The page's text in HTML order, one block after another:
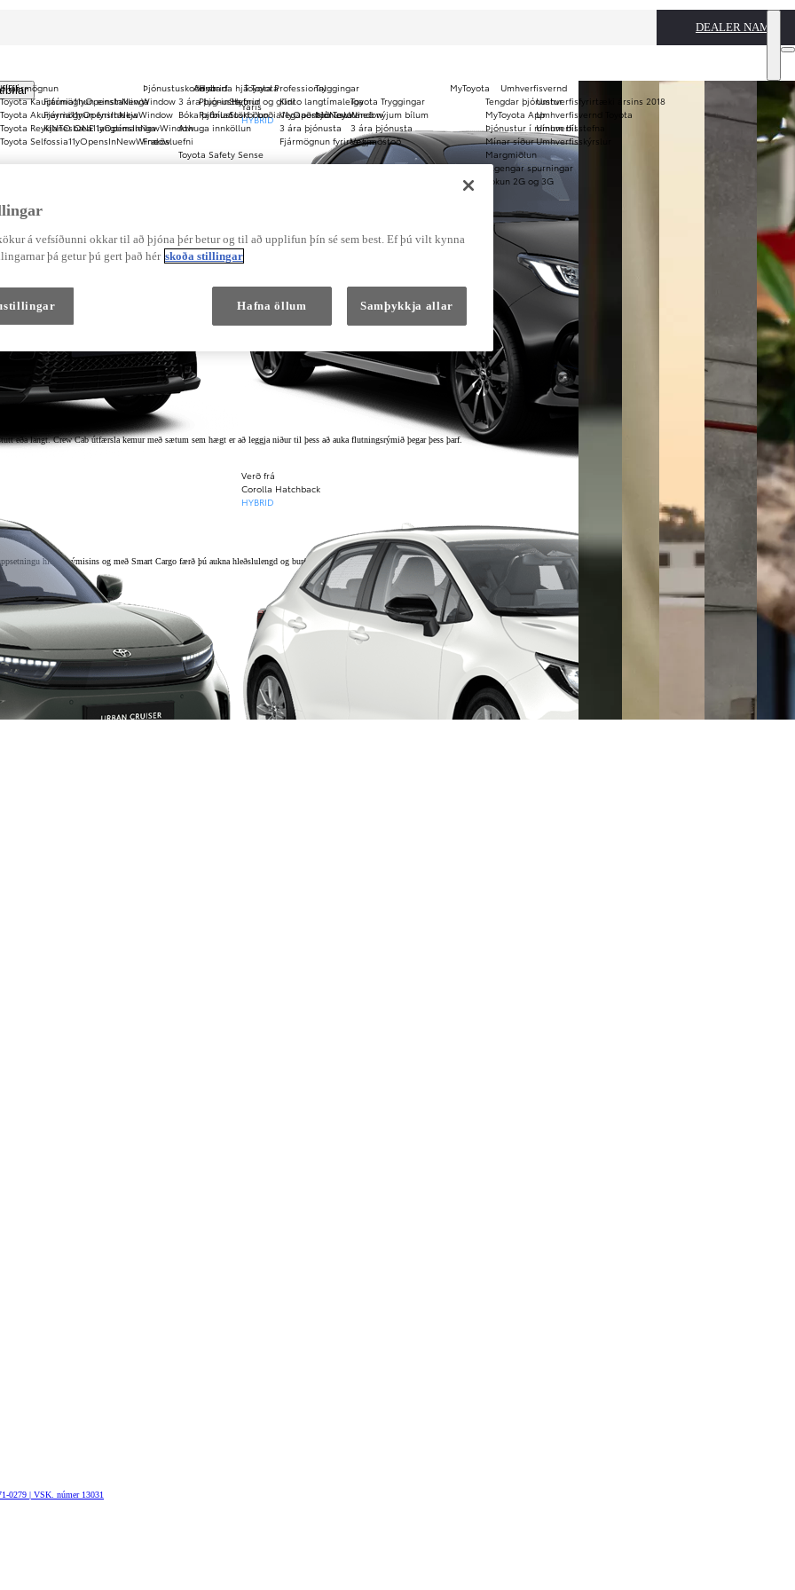
DEALER NAME
Yaris
HYBRID
Verð frá
Corolla Hatchback
HYBRID
Verð og
bæklingar
Toyota Kauptúnia11yOpensInNewWindow
Toyota Akureyria11yOpensInNewWindow
Toyota Reykjanesbæa11yOpensInNewWindow
Toyota Selfossia11yOpensInNewWindow
Fjármögnun
Fjármögnun einstaklinga
Fjármögnun fyrirtækja
KINTO ONE langtímaleiga
Tryggingar
Toyota Tryggingar
Þjónusta með nýjum bílum
3 ára þjónusta
Vegaaðstoð
Hybrid
Plug-in Hybrid
Rafbílar
Toyota Professional
Kinto langtímaleiga
Vegaaðstoð Toyota
3 ára þjónusta
Fjármögnun fyrirtækja
Þjónustuskoðanir
3 ára þjónusta
Bóka þjónustuskoðun
Athuga innköllun
Fræðsluefni
Toyota Safety Sense
WLTP staðallinn
MyToyota
Tengdar þjónustur
MyToyota App
Þjónustur í mínum bíl
Mínar síður
Margmiðlun
Algengar spurningar
Lokun 2G og 3G
Að starfa hjá Toyota
Stefnur og gildi
Störf i boðia11yOpensInNewWindow
Umhverfisvernd
Umhverfisfyrirtæki ársins 2018
Umhverfisvernd Toyota
Umhverfisstefna
Umhverfisskýrslur
eða langt. Crew Cab útfærsla kemur með sætum sem hægt er að leggja niður til þess að auka flutningsrýmið þegar þess þarf.
hleðslurýmisins og með Smart Cargo færð þú aukna hleðslulengd og burðargetu.
0279 | VSK. númer 13031
á vefsíðunni okkar til að þjóna þér betur og til að upplifun þín sé sem best. Ef þú vilt kynna
þá getur þú gert það hér skoða stillingar
Hafna öllum Samþykkja allar